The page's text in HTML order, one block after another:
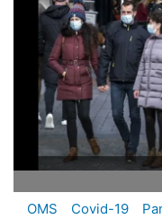
OMS Covid-19